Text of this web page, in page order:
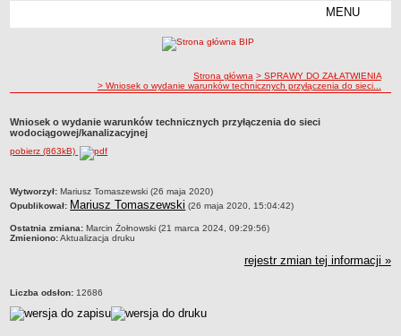
MENU
Lokalizacja
Insygnia gminy
Dane statystyczne
Związki i stowarzyszenia
Realizacja zadań publicznych
Rejestr zbiorów danych osobowych
URZĄD GMINY
ścieżka nawigacji
Strona główna > SPRAWY DO ZAŁATWIENIA
> Wniosek o wydanie warunków technicznych przyłączenia do sieci...
Wniosek o wydanie warunków technicznych przyłączenia do sieci
wodociągowej/kanalizacyjnej
pobierz (863kB)
metryczka
Wytworzył: Mariusz Tomaszewski (26 maja 2020)
Opublikował: Mariusz Tomaszewski (26 maja 2020, 15:04:42)
Ostatnia zmiana: Marcin Żołnowski (21 marca 2024, 09:29:56)
Zmieniono:Aktualizacja druku
rejestr zmian tej informacji »
Liczba odsłon: 12686